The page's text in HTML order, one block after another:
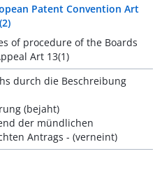
Patent Convention Art
of procedure of the Boards
Art 13(1)
durch die Beschreibung
(bejaht)
der mündlichen
Antrags - (verneint)